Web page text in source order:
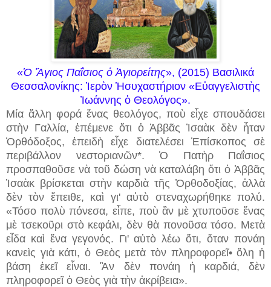
«Ὁ Ἅγιος Παΐσιος ὁ Ἁγιορείτης», (2015) Βασιλικά
Θεσσαλονίκης: Ἱερὸν Ἡσυχαστήριον «Εὐαγγελιστὴς
Ἰωάννης ὁ Θεολόγος».
Μία ἄλλη φορά ἕνας θεολόγος, ποὺ εἶχε σπουδάσει
στὴν Γαλλία, ἐπέμενε ὅτι ὁ Ἀββᾶς Ἰσαὰκ δὲν ἦταν
Ὀρθόδοξος, ἐπειδὴ εἶχε διατελέσει Ἐπίσκοπος σὲ
περιβάλλον νεστοριανῶν*. Ὁ Πατὴρ Παΐσιος
προσπαθοῦσε νὰ τοῦ δώση νὰ καταλάβη ὅτι ὁ Ἀββᾶς
Ἰσαὰκ βρίσκεται στὴν καρδιὰ τῆς Ὀρθοδοξίας, ἀλλὰ
δὲν τὸν ἔπειθε, καὶ γι' αὐτὸ στεναχωρήθηκε πολύ.
«Τόσο πολὺ πόνεσα, εἶπε, ποὺ ἂν μὲ χτυποῦσε ἕνας
μὲ τσεκοῦρι στὸ κεφάλι, δὲν θὰ πονοῦσα τόσο. Μετὰ
εἶδα καὶ ἕνα γεγονός. Γι' αὐτὸ λέω ὅτι, ὅταν πονάη
κανεὶς γιὰ κάτι, ὁ Θεὸς μετὰ τὸν πληροφορεῖ• ὅλη ἡ
βάση ἐκεῖ εἶναι. Ἂν δὲν πονάη ἡ καρδιά, δὲν
πληροφορεῖ ὁ Θεὸς γιὰ τὴν ἀκρίβεια».